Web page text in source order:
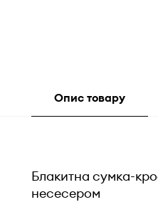
Опис товару
Блакитна сумка-
несесером